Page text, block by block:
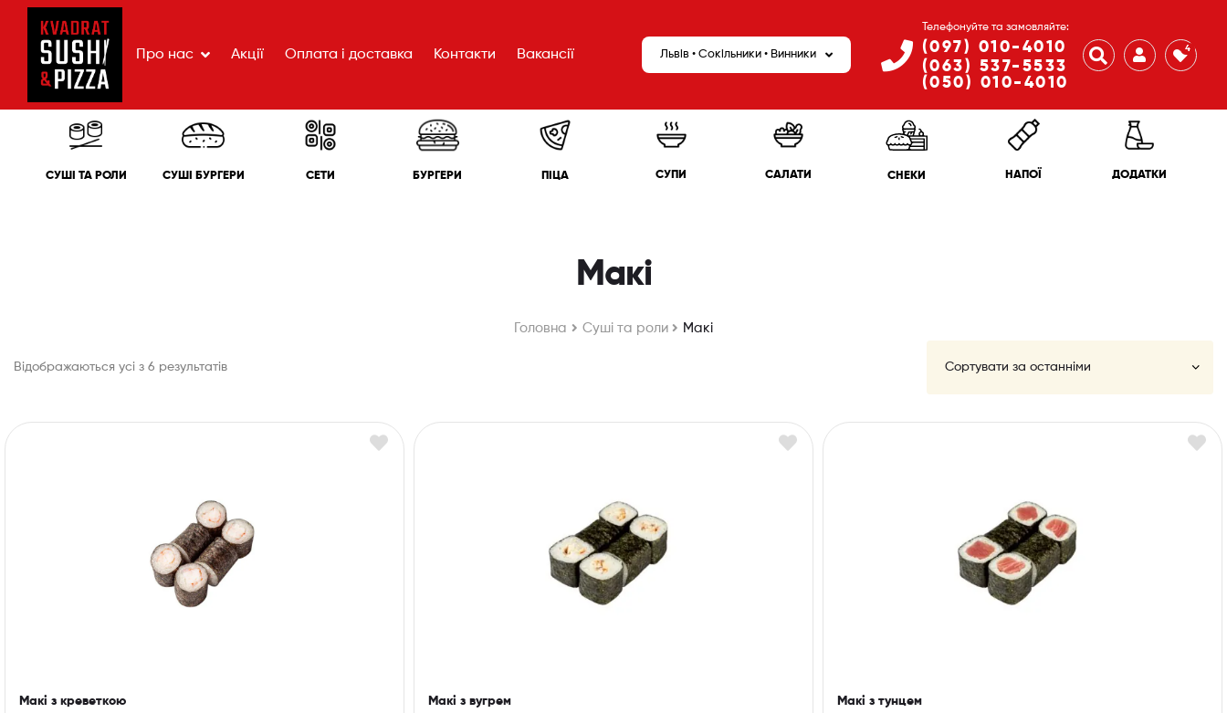
Про нас Акції Оплата і доставка Контакти Вакансії Львів • Сокільники • Винники
Телефонуйте та замовляйте:
(097) 010-4010
(063) 537-5533
(050) 010-4010
4
СУШІ ТА РОЛИ СУШІ БУРГЕРИ СЕТИ БУРГЕРИ ПІЦА СУПИ САЛАТИ СНЕКИ НАПОЇ ДОДАТКИ
Макі
Головна Cуші та роли Макі
Відображаються усі з 6 результатів
Макі з креветкою Макі з вугрем Макі з тунцем